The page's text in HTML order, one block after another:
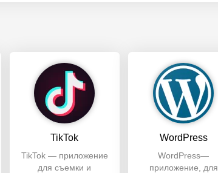
TikTok
TikTok — приложение
для съемки и
WordPress
WordPress—
приложение, для